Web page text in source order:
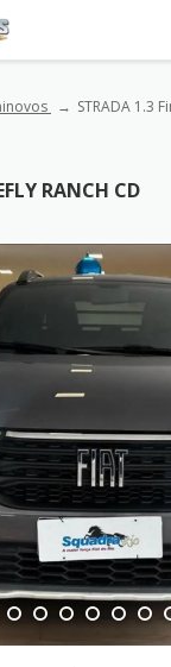
STRADA 1.3
RANCH CD